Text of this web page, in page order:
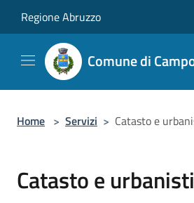
Regione Abruzzo
Comune di
Home > Servizi > Catasto e
Catasto e